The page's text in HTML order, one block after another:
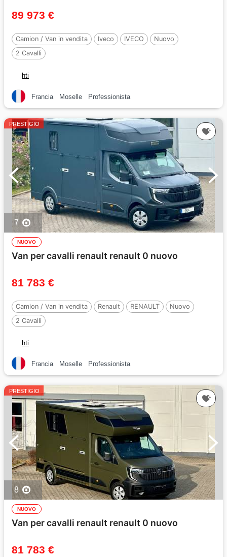
89 973 €
Camion / Van in vendita Iveco IVECO
Nuovo
2 Cavalli
hti
Francia Moselle Professionista
PRESTIGIO
7
NUOVO
Van per cavalli renault renault 0 nuovo
81 783 €
Camion / Van in vendita Renault RENAULT
Nuovo
2 Cavalli
hti
Francia Moselle Professionista
PRESTIGIO
8
NUOVO
Van per cavalli renault renault 0 nuovo
81 783 €